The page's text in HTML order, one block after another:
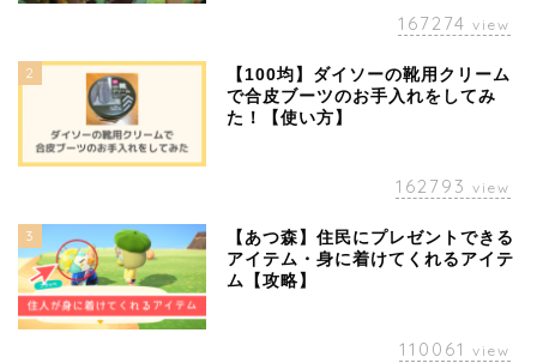
167274 view
2
【100均】ダイソーの靴用クリーム
で合皮ブーツのお手入れをしてみ
た！【使い方】
162793 view
3
【あつ森】住民にプレゼントできる
アイテム・身に着けてくれるアイテ
ム【攻略】
110061 view